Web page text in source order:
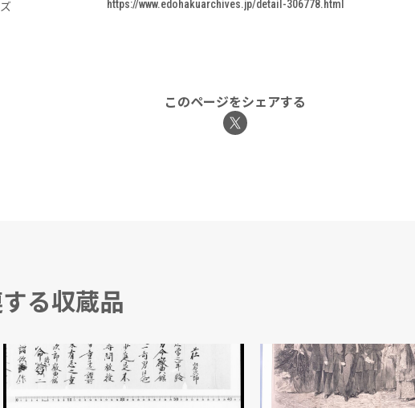
https://www.edohakuarchives.jp/detail-306778.html
このページをシェアする
る収蔵品
某通知